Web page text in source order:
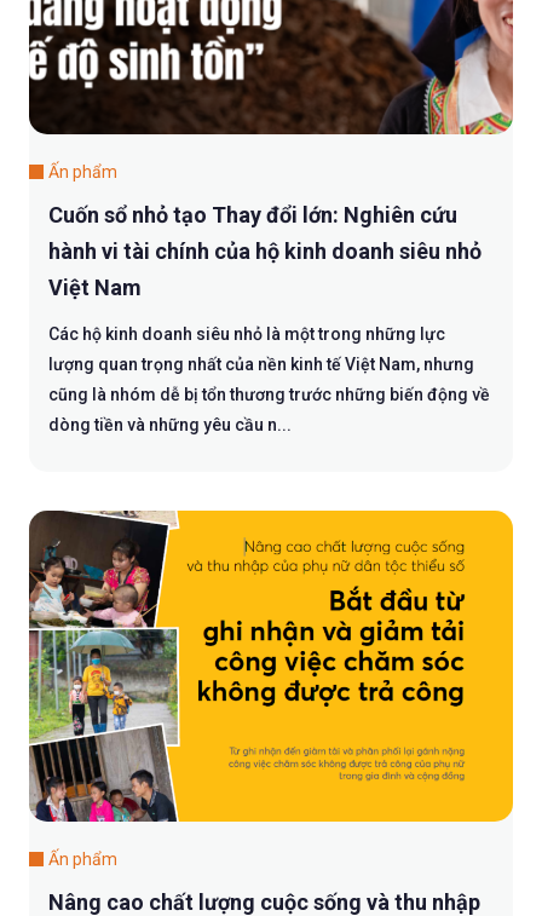
Ấn phẩm
Cuốn sổ nhỏ tạo Thay đổi lớn: Nghiên cứu
hành vi tài chính của hộ kinh doanh siêu nhỏ
Việt Nam
Các hộ kinh doanh siêu nhỏ là một trong những lực
lượng quan trọng nhất của nền kinh tế Việt Nam, nhưng
cũng là nhóm dễ bị tổn thương trước những biến động về
dòng tiền và những yêu cầu n...
Ấn phẩm
Nâng cao chất lượng cuộc sống và thu nhập